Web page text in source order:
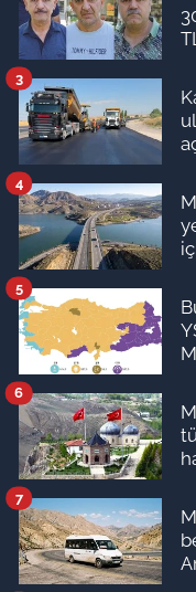
3
4
5
6
7